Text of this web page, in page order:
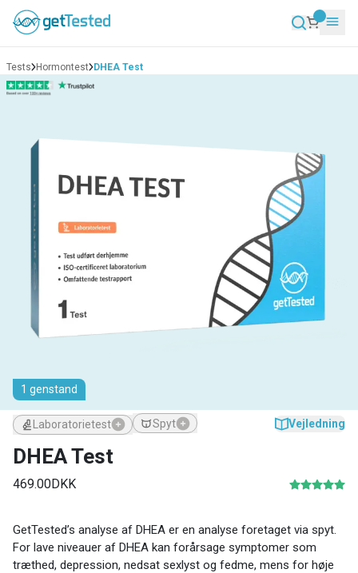
Tests Hormontest DHEA Test
1 genstand
Laboratorietest Spyt Vejledning
DHEA Test
469.00DKK
GetTested’s analyse af DHEA er en analyse foretaget via spyt.
For lave niveauer af DHEA kan forårsage symptomer som
træthed, depression, nedsat sexlyst og fedme, mens for høje